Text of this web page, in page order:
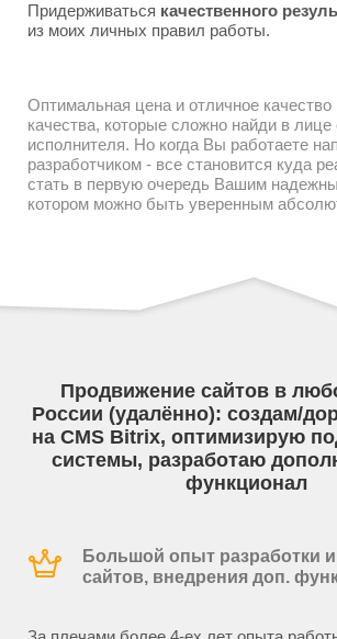
Придерживаться качественного
из моих личных правил работы.
Оптимальная цена и отличное качество
качества, которые сложно найди в
исполнителя. Но когда Вы работаете
разработчиком - все становится куда
стать в первую очередь Вашим
котором можно быть уверенным
Продвижение сайтов в
России (удалённо): создам/
на CMS Bitrix, оптимизирую
системы, разработаю
функционал
Большой опыт разработки
сайтов, внедрения доп.